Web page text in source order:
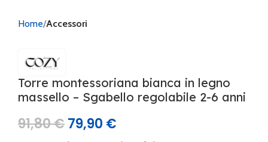
Home Accessori
Torre montessoriana bianca in legno
massello – Sgabello regolabile 2-6 anni
91,80€79,90 €